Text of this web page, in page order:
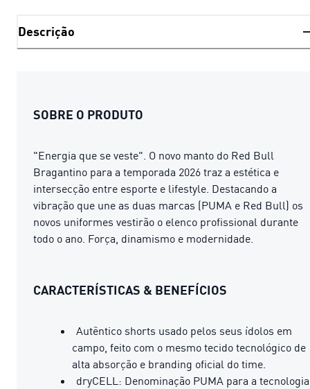
Descrição
SOBRE O PRODUTO
"Energia que se veste". O novo manto do Red Bull
Bragantino para a temporada 2026 traz a estética e
intersecção entre esporte e lifestyle. Destacando a
vibração que une as duas marcas (PUMA e Red Bull) os
novos uniformes vestirão o elenco profissional durante
todo o ano. Força, dinamismo e modernidade.
CARACTERÍSTICAS & BENEFÍCIOS
Autêntico shorts usado pelos seus ídolos em
campo, feito com o mesmo tecido tecnológico de
alta absorção e branding oficial do time.
dryCELL: Denominação PUMA para a tecnologia